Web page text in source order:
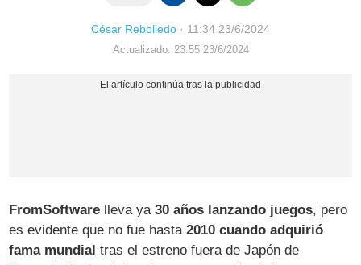
César Rebolledo · 11:34 23/6/2024
Actualizado: 23:55 23/6/2024
FromSoftware lleva ya30 años lanzando juegos, pero
es evidente que no fue hasta2010 cuando adquirió
fama mundial tras el estreno fuera de Japón de